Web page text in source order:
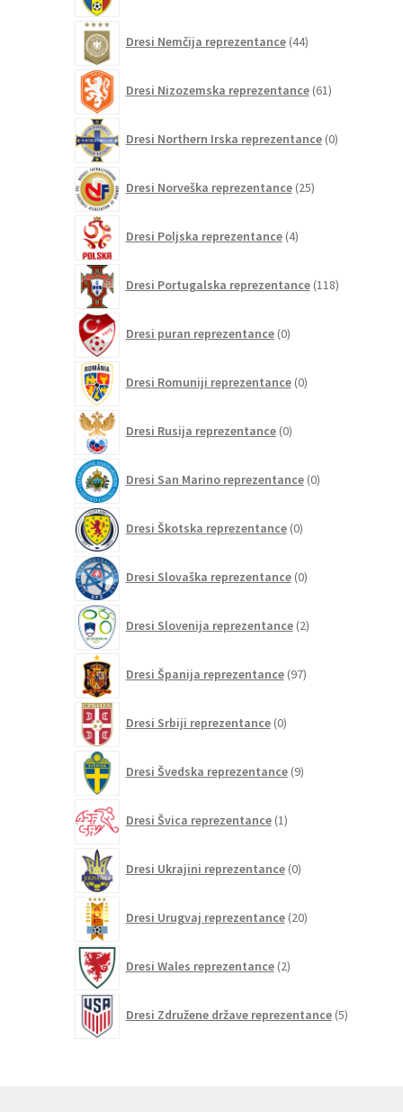
Dresi Nemčija reprezentance 44izdelkov
Dresi Nizozemska reprezentance 61izdelkov
Dresi Northern Irska reprezentance 0izdelkov
Dresi Norveška reprezentance 25izdelkov
Dresi Poljska reprezentance 4izdelki
Dresi Portugalska reprezentance 118izdelkov
Dresi puran reprezentance 0izdelkov
Dresi Romuniji reprezentance 0izdelkov
Dresi Rusija reprezentance 0izdelkov
Dresi San Marino reprezentance 0izdelkov
Dresi Škotska reprezentance 0izdelkov
Dresi Slovaška reprezentance 0izdelkov
Dresi Slovenija reprezentance 2izdelka
Dresi Španija reprezentance 97izdelkov
Dresi Srbiji reprezentance 0izdelkov
Dresi Švedska reprezentance 9izdelkov
Dresi Švica reprezentance 1izdelek
Dresi Ukrajini reprezentance 0izdelkov
Dresi Urugvaj reprezentance 20izdelkov
Dresi Wales reprezentance 2izdelka
Dresi Združene države reprezentance 5izdelkov